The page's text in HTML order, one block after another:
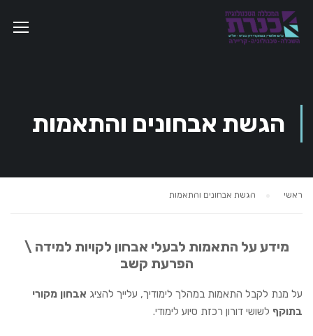
הגשת אבחונים והתאמות
ראשי הגשת אבחונים והתאמות
מידע על התאמות לבעלי אבחון לקויות למידה \
הפרעת קשב
על מנת לקבל התאמות במהלך לימודיך, עלייך להציג אבחון מקורי
בתוקף לשושי דורון רכזת סיוע לימודי.